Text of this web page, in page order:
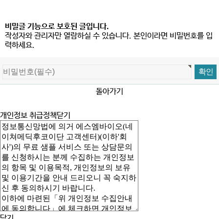
비밀글 기능으로 보호된 글입니다.
작성자와 관리자만 열람하실 수 있습니다. 본인이라면 비밀번호를 입
력하세요.
돌아가기
개인정보 취급정책닫기